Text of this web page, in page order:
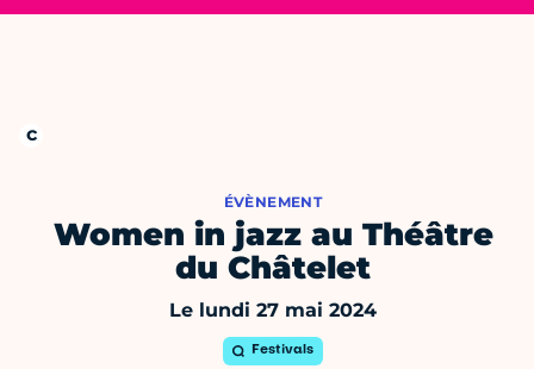
ÉVÈNEMENT
Women in jazz au Théâtre
du Châtelet
Le lundi 27 mai 2024
Festivals